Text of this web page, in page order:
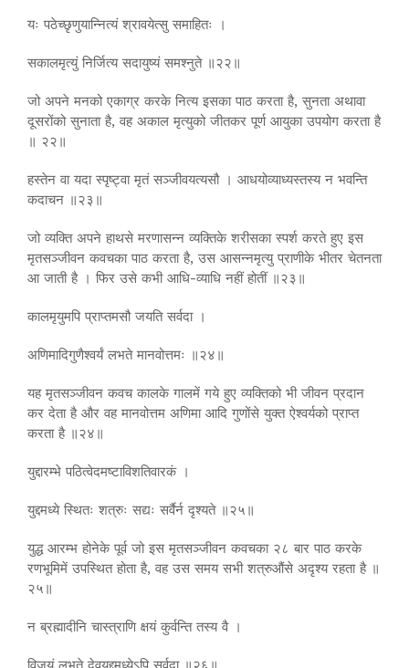
यः पठेच्छृणुयान्नित्यं श्रावयेत्सु समाहितः ।
सकालमृत्युं निर्जित्य सदायुष्यं समश्नुते ॥२२॥
जो अपने मनको एकाग्र करके नित्य इसका पाठ करता है, सुनता अथावा
दूसरोंको सुनाता है, वह अकाल मृत्युको जीतकर पूर्ण आयुका उपयोग करता है
॥ २२॥
हस्तेन वा यदा स्पृष्ट्वा मृतं सञ्जीवयत्यसौ । आधयोव्याध्यस्तस्य न भवन्ति
कदाचन ॥२३॥
जो व्यक्ति अपने हाथसे मरणासन्न व्यक्तिके शरीसका स्पर्श करते हुए इस
मृतसञ्जीवन कवचका पाठ करता है, उस आसन्नमृत्यु प्राणीके भीतर चेतनता
आ जाती है । फिर उसे कभी आधि-व्याधि नहीं होतीं ॥२३॥
कालमृयुमपि प्राप्तमसौ जयति सर्वदा ।
अणिमादिगुणैश्वर्यं लभते मानवोत्तमः ॥२४॥
यह मृतसञ्जीवन कवच कालके गालमें गये हुए व्यक्तिको भी जीवन प्रदान
कर ‍देता है और वह मानवोत्तम अणिमा आदि गुणोंसे युक्त ऐश्वर्यको प्राप्त
करता है ॥२४॥
युद्दारम्भे पठित्वेदमष्टाविशतिवारकं ।
युद्दमध्ये स्थितः शत्रुः सद्यः सर्वैर्न दृश्यते ॥२५॥
युद्ध आरम्भ होनेके पूर्व जो इस मृतसञ्जीवन कवचका २८ बार पाठ करके
रणभूमिमें उपस्थित होता है, वह उस समय सभी शत्रुऔंसे अदृश्य रहता है ॥
२५॥
न ब्रह्मादीनि चास्त्राणि क्षयं कुर्वन्ति तस्य वै ।